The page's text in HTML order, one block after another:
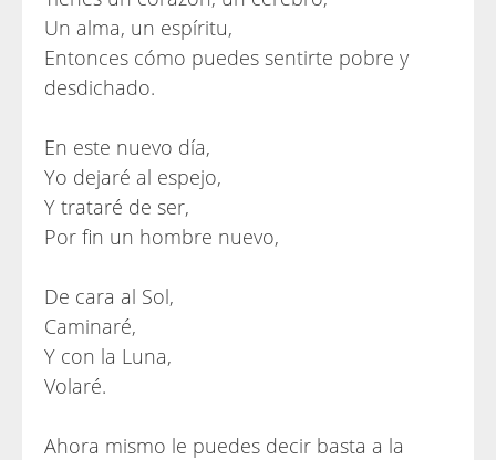
Un alma, un espíritu,
Entonces cómo puedes sentirte pobre y
desdichado.
En este nuevo día,
Yo dejaré al espejo,
Y trataré de ser,
Por fin un hombre nuevo,
De cara al Sol,
Caminaré,
Y con la Luna,
Volaré.
Ahora mismo le puedes decir basta a la